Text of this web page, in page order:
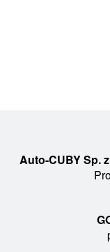
Auto-CUBY Sp.